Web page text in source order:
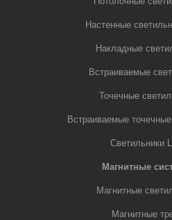
Настенные
Накладные
Встраиваемые
Точечные
Встраиваемые
Светильники
Магнитные
Магнитные
Магнитные